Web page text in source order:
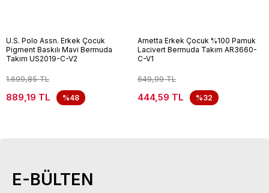
U.S. Polo Assn. Erkek Çocuk
Pigment Baskılı Mavi Bermuda
Takım US2019-C-V2
1.699,85 TL
889,19 TL %48
Arnetta Erkek Çocuk %100 Pamuk
Lacivert Bermuda Takım AR3660-
C-V1
649,99 TL
444,59 TL %32
E-BÜLTEN